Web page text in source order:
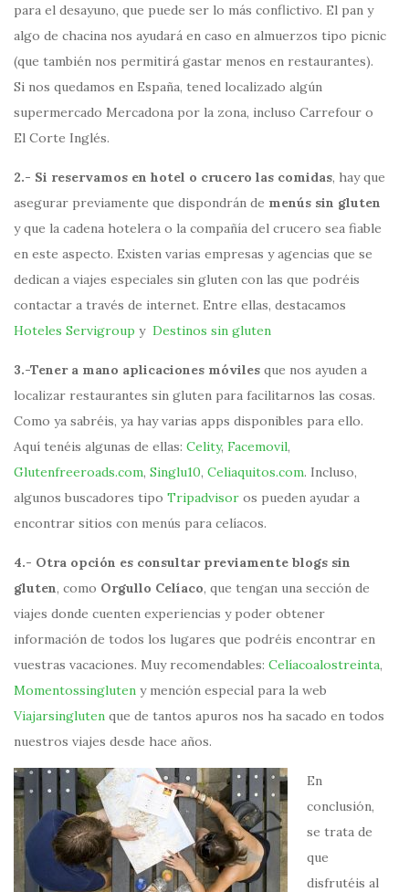
para el desayuno, que puede ser lo más conflictivo. El pan y
algo de chacina nos ayudará en caso en almuerzos tipo picnic
(que también nos permitirá gastar menos en restaurantes).
Si nos quedamos en España, tened localizado algún
supermercado Mercadona por la zona, incluso Carrefour o
El Corte Inglés.
2.- Si reservamos en hotel o crucero las comidas, hay que
asegurar previamente que dispondrán de menús sin gluten
y que la cadena hotelera o la compañía del crucero sea fiable
en este aspecto. Existen varias empresas y agencias que se
dedican a viajes especiales sin gluten con las que podréis
contactar a través de internet. Entre ellas, destacamos
Hoteles Servigroup y Destinos sin gluten
3.-Tener a mano aplicaciones móviles que nos ayuden a
localizar restaurantes sin gluten para facilitarnos las cosas.
Como ya sabréis, ya hay varias apps disponibles para ello.
Aquí tenéis algunas de ellas: Celity, Facemovil,
Glutenfreeroads.com, Singlu10, Celiaquitos.com. Incluso,
algunos buscadores tipo Tripadvisor os pueden ayudar a
encontrar sitios con menús para celíacos.
4.- Otra opción es consultar previamente blogs sin
gluten, como Orgullo Celíaco, que tengan una sección de
viajes donde cuenten experiencias y poder obtener
información de todos los lugares que podréis encontrar en
vuestras vacaciones. Muy recomendables: Celíacoalostreinta,
Momentossingluten y mención especial para la web
Viajarsingluten que de tantos apuros nos ha sacado en todos
nuestros viajes desde hace años.
En
conclusión,
se trata de
que
disfrutéis al